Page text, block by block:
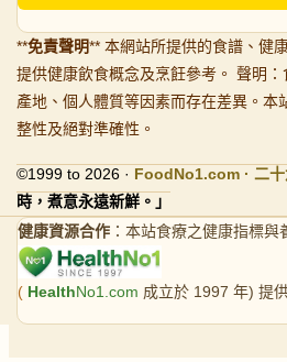
**免責聲明** 本網站所提供的食譜、健
提供健康飲食概念及烹飪參考。 聲明
產地、個人體質等因素而存在差異。本
整性及絕對準確性。
©1999 to 2026 · FoodNo1.com · 二
時，煮意永遠新鮮。」
健康資源合作 ：本站食療之健康指標與
( HealthNo1.com 成立於 1997 年) 提